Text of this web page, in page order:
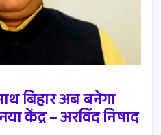
बिहार अब बनेगा
केंद्र – अरविंद निषाद